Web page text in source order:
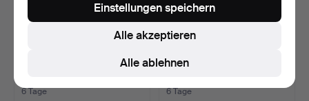
BESCHLIFFENE KRISTALL
6 Tage
2 KRISTALLKELCH PAARE.
6 Tage
Alle ablehnen
Alle akzeptieren
Einstellungen speichern